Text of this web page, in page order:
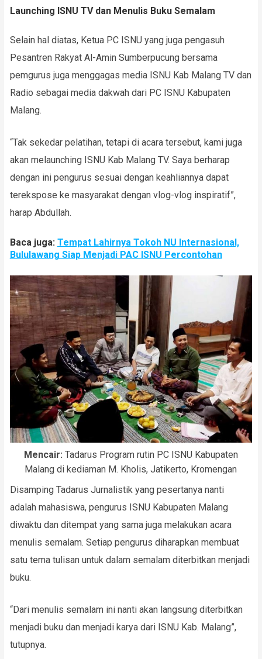
Launching ISNU TV dan Menulis Buku Semalam
Selain hal diatas, Ketua PC ISNU yang juga pengasuh
Pesantren Rakyat Al-Amin Sumberpucung bersama
pemgurus juga menggagas media ISNU Kab Malang TV dan
Radio sebagai media dakwah dari PC ISNU Kabupaten
Malang.
“Tak sekedar pelatihan, tetapi di acara tersebut, kami juga
akan melaunching ISNU Kab Malang TV. Saya berharap
dengan ini pengurus sesuai dengan keahliannya dapat
terekspose ke masyarakat dengan vlog-vlog inspiratif”,
harap Abdullah.
Baca juga: Tempat Lahirnya Tokoh NU Internasional,
Bululawang Siap Menjadi PAC ISNU Percontohan
Mencair: Tadarus Program rutin PC ISNU Kabupaten
Malang di kediaman M. Kholis, Jatikerto, Kromengan
Disamping Tadarus Jurnalistik yang pesertanya nanti
adalah mahasiswa, pengurus ISNU Kabupaten Malang
diwaktu dan ditempat yang sama juga melakukan acara
menulis semalam. Setiap pengurus diharapkan membuat
satu tema tulisan untuk dalam semalam diterbitkan menjadi
buku.
“Dari menulis semalam ini nanti akan langsung diterbitkan
menjadi buku dan menjadi karya dari ISNU Kab. Malang”,
tutupnya.